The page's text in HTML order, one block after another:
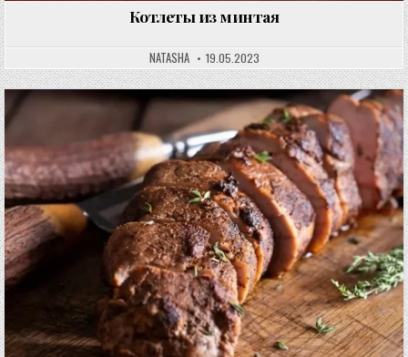
Котлеты из минтая
NATASHA 19.05.2023